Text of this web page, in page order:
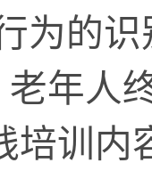
为的
人终
训内